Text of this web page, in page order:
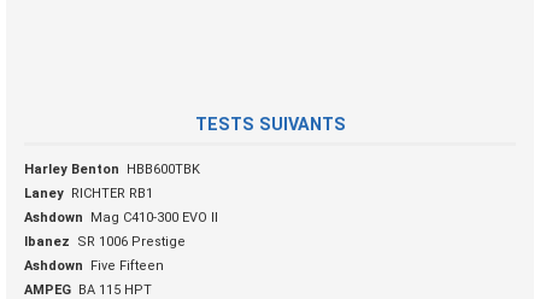
TESTS SUIVANTS
Harley Benton
HBB600TBK
Laney RICHTER RB1
Ashdown
Mag C410-300 EVO II
Ibanez
SR 1006 Prestige
Ashdown
Five Fifteen
AMPEG BA 115 HPT